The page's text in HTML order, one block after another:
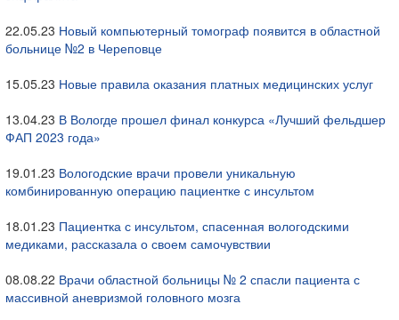
22.05.23 Новый компьютерный томограф появится в областной
больнице №2 в Череповце
15.05.23 Новые правила оказания платных медицинских услуг
13.04.23 В Вологде прошел финал конкурса «Лучший фельдшер
ФАП 2023 года»
19.01.23 Вологодские врачи провели уникальную
комбинированную операцию пациентке с инсультом
18.01.23 Пациентка с инсультом, спасенная вологодскими
медиками, рассказала о своем самочувствии
08.08.22 Врачи областной больницы № 2 спасли пациента с
массивной аневризмой головного мозга